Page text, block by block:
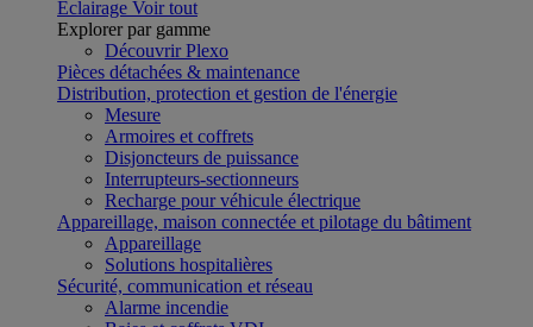
Eclairage Voir tout
Explorer par gamme
Découvrir Plexo
Pièces détachées & maintenance
Distribution, protection et gestion de l'énergie
Mesure
Armoires et coffrets
Disjoncteurs de puissance
Interrupteurs-sectionneurs
Recharge pour véhicule électrique
Appareillage, maison connectée et pilotage du bâtiment
Appareillage
Solutions hospitalières
Sécurité, communication et réseau
Alarme incendie